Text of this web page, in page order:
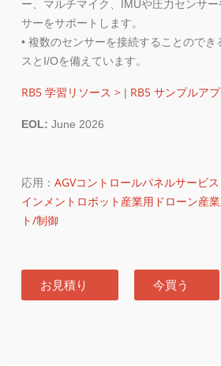
ー、マルチマイク、IMUや圧力センサ
サーをサポートします。
• 複数のセンサーを接続することので
スとI/Oを備えています。
RB5 学習リソース > | RB5 サンプルア
EOL: June 2026
応用：AGVコントロールパネルサービ
インメントロボット 産業用ドローン産
ト/制御
お見積り 今買う